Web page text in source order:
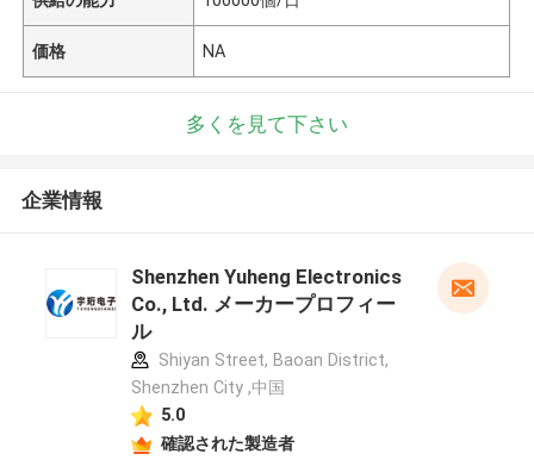
価格 NA
多くを見て下さい
企業情報
Shenzhen Yuheng Electronics
Co., Ltd. メーカープロフィー
ル
Shiyan Street, Baoan District,
Shenzhen City ,中国
5.0
確認された製造者